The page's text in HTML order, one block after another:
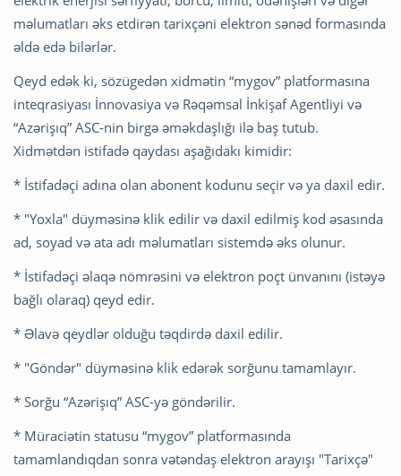
məlumatları əks etdirən tarixçəni elektron sənəd formasında
əldə edə bilərlər.
Qeyd edək ki, sözügedən xidmətin “mygov” platformasına
inteqrasiyası İnnovasiya və Rəqəmsal İnkişaf Agentliyi və
“Azərişıq” ASC-nin birgə əməkdaşlığı ilə baş tutub.
Xidmətdən istifadə qaydası aşağıdakı kimidir:
* İstifadəçi adına olan abonent kodunu seçir və ya daxil edir.
* "Yoxla" düyməsinə klik edilir və daxil edilmiş kod əsasında
ad, soyad və ata adı məlumatları sistemdə əks olunur.
* İstifadəçi əlaqə nömrəsini və elektron poçt ünvanını (istəyə
bağlı olaraq) qeyd edir.
* Əlavə qeydlər olduğu təqdirdə daxil edilir.
* "Göndər" düyməsinə klik edərək sorğunu tamamlayır.
* Sorğu “Azərişıq” ASC-yə göndərilir.
* Müraciətin statusu “mygov” platformasında
tamamlandıqdan sonra vətəndaş elektron arayışı "Tarixçə"